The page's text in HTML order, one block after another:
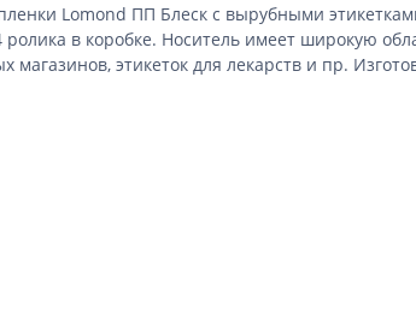
Lomond ПП Блеск с вырубными
в коробке. Носитель имеет широкую
магазинов, этикеток для лекарств и пр.